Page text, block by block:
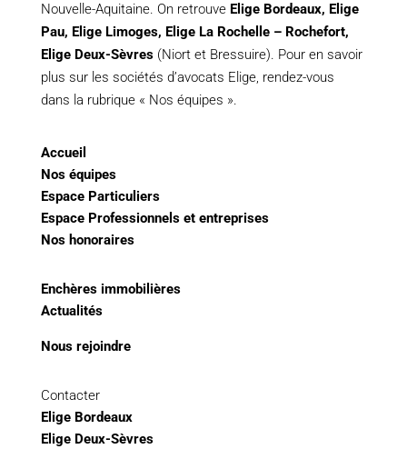
Nouvelle-Aquitaine. On retrouve Elige Bordeaux, Elige
Pau, Elige Limoges, Elige La Rochelle – Rochefort,
Elige Deux-Sèvres(Niort et Bressuire). Pour en savoir
plus sur les sociétés d’avocats Elige, rendez-vous
dans la rubrique « Nos équipes ».
Accueil
Nos équipes
Espace Particuliers
Espace Professionnels et entreprises
Nos honoraires
Enchères immobilières
Actualités
Nous rejoindre
Contacter
Elige Bordeaux
Elige Deux-Sèvres